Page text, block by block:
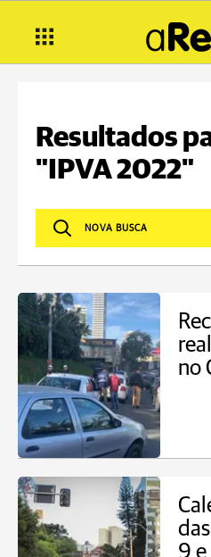
Resultados
"IPVA 2022"
no
9